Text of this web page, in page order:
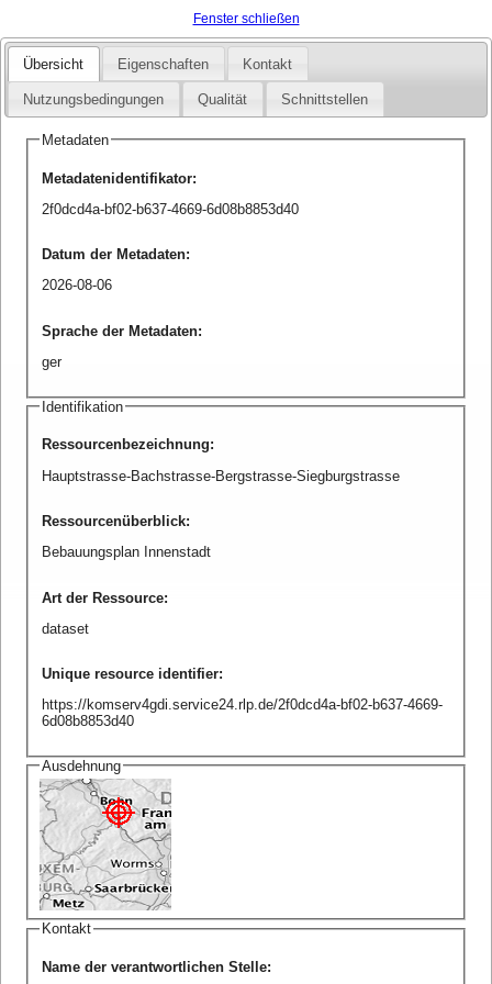
Fenster schließen
Übersicht Eigenschaften Kontakt
Nutzungsbedingungen Qualität Schnittstellen
Metadaten
Metadatenidentifikator:
2f0dcd4a-bf02-b637-4669-6d08b8853d40
Datum der Metadaten:
2026-08-06
Sprache der Metadaten:
ger
Identifikation
Ressourcenbezeichnung:
Hauptstrasse-Bachstrasse-Bergstrasse-Siegburgstrasse
Ressourcenüberblick:
Bebauungsplan Innenstadt
Art der Ressource:
dataset
Unique resource identifier:
https://komserv4gdi.service24.rlp.de/2f0dcd4a-bf02-b637-4669-
6d08b8853d40
Ausdehnung
Kontakt
Name der verantwortlichen Stelle: